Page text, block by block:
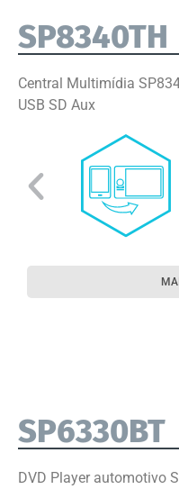
SP8340TH
Central Multimídia
USB SD Aux
SP6330BT
DVD Player automotivo